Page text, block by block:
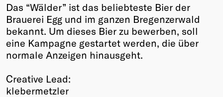
Das “Wälder” ist das beliebteste Bier der
Brauerei Egg und im ganzen Bregenzerwald
bekannt. Um dieses Bier zu bewerben, soll
eine Kampagne gestartet werden, die über
normale Anzeigen hinausgeht.
Creative Lead:
klebermetzler